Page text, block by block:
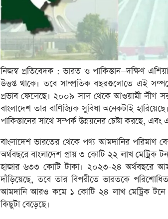
নিজস্ব প্রতিবেদক : ভারত ও পাকিস্তান—দক্ষিণ
উত্তপ্ত থাকে। তবে সাম্প্রতিক বছরগুলোতে এই
প্রভাব ফেলেছে। ২০০৯ সাল থেকে আওয়ামী লীগ
বাংলাদেশ তার বাণিজ্যিক সুবিধা অনেকটাই
পাকিস্তানের সাথে সম্পর্ক উন্নয়নের চেষ্টা করছে,
বাংলাদেশ ভারতের থেকে পণ্য আমদানির পরিমাণ
অর্থবছরে বাংলাদেশ প্রায় ৩ কোটি ২২ লাখ
হাজার ৬৩৩ কোটি টাকা। ২০২৩-২৪ অর্থবছরে
দাঁড়িয়েছে, তবে তার বিপরীতে ভারতকে
আমদানি আরও কমে ১ কোটি ২৪ লাখ মেট্রিক টনে
কিছুটা বেড়েছে।